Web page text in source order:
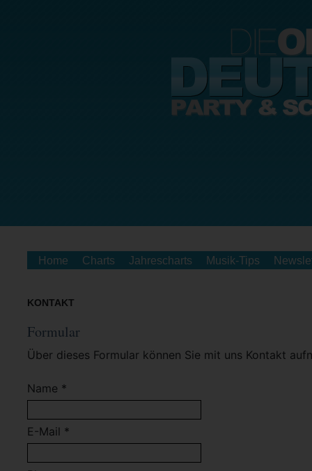
Home Charts Jahrescharts Musik-Tips
KONTAKT
Formular
Über dieses Formular können Sie mit uns Kontakt
Name *
E-Mail *